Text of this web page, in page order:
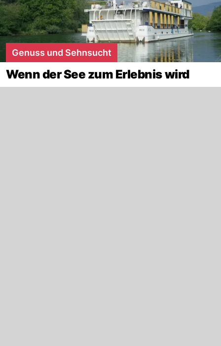
Genuss und Sehnsucht
Wenn der See zum Erlebnis wird